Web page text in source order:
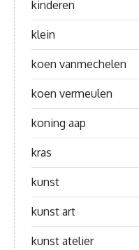
kinderen
klein
koen vanmechelen
koen vermeulen
koning aap
kras
kunst
kunst art
kunst atelier